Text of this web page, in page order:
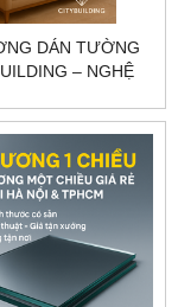
DÁN TƯỜNG
– NGHỆ
SỐNG